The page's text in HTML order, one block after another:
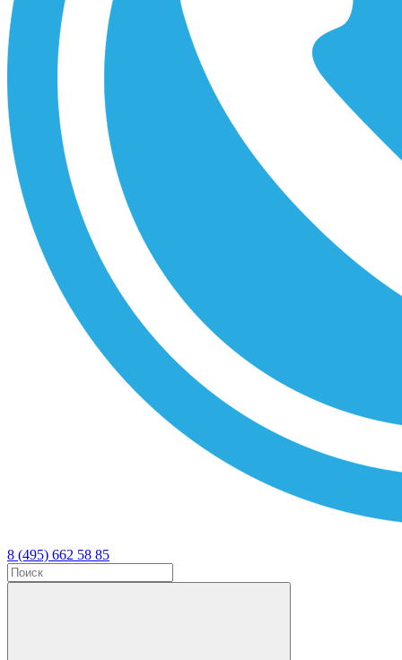
8 (495) 662 58 85